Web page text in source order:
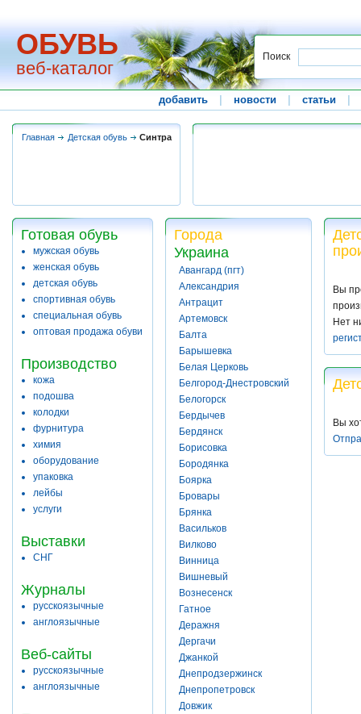
ОБУВЬ
веб-каталог
Поиск
добавить новости статьи
Главная Детская обувь Синтра
Готовая обувь
мужская обувь
женская обувь
детская обувь
спортивная обувь
специальная обувь
оптовая продажа обуви
Производство
кожа
подошва
колодки
фурнитура
химия
оборудование
упаковка
лейбы
услуги
Выставки
СНГ
Журналы
русскоязычные
англоязычные
Веб-сайты
русскоязычные
англоязычные
Города
Украина
Авангард (пгт)
Александрия
Антрацит
Артемовск
Балта
Барышевка
Белая Церковь
Белгород-Днестровский
Белогорск
Бердычев
Бердянск
Борисовка
Бородянка
Боярка
Бровары
Брянка
Васильков
Вилково
Винница
Вишневый
Вознесенск
Гатное
Деражня
Дергачи
Джанкой
Днепродзержинск
Днепропетровск
Довжик
Вы
Нет
Вы